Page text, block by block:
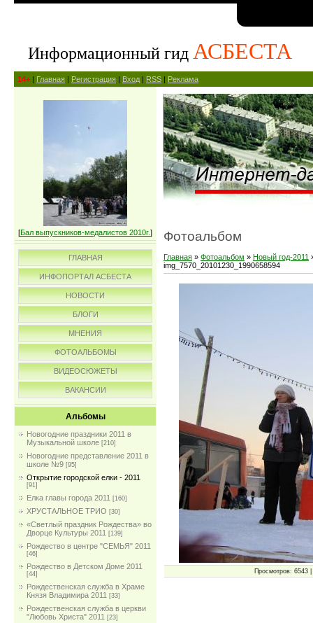
Информационный гид АСБЕСТА
14+ | Главная | Регистрация | Вход | RSS | Реклама
[Бал выпускников-медалистов 2010г.]
ГЛАВНАЯ
ИНФОПОРТАЛ АСБЕСТА
НОВОСТИ
БЛОГИ
МНЕНИЯ
ФОТОАЛЬБОМЫ
ВИДЕОСЮЖЕТЫ
ВАКАНСИИ
Альбомы
Новогодние праздники 2011 в
Музыкальной школе [210]
Новогодние представление 2011 в
школе №9 [95]
Открытие городской елки - 2011
[91]
Елка главы города 2011 [160]
ХРУСТАЛЬНОЕ ТРИО [30]
«Светлый праздник Рождества» во
Дворце Культуры 2011 [139]
Рождество в центре "СЕМЬЯ" 2011
[46]
Рождество в Детском Доме 2011
[44]
Рождественская служба в Храме
Князя Владимира 2011 [33]
Рождественская служба в церкви
"Любовь Христа" 2011 [23]
Фотоальбом
Главная » Фотоальбом » Новый год-2011
img_7570_20101230_1990658594
Просмотров: 6543